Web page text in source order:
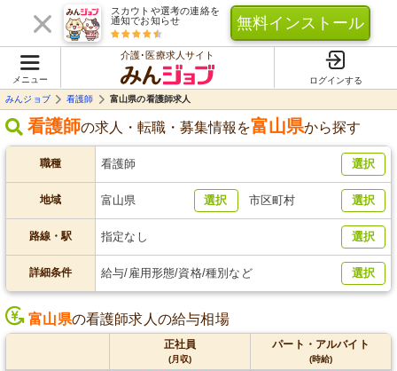
スカウトや選考の連絡を
通知でお知らせ
無料インストール
メニュー
介護･医療求人サイト
ログインする
みんジョブ
看護師 富山県の看護師求人
看護師の求人・転職・募集情報を富山県から探す
職種 看護師 選択
地域 富山県 選択 市区町村 選択
路線・駅 指定なし 選択
詳細条件 給与/雇用形態/資格/種別など 選択
富山県の看護師求人の給与相場
正社員
(月収)
パート・アルバイト
(時給)